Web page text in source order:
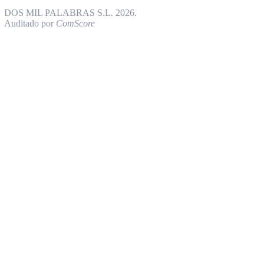
DOS MIL PALABRAS S.L. 2026.
Auditado por ComScore